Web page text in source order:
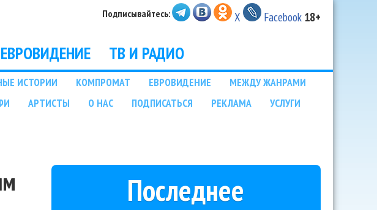
Подписывайтесь: X Facebook 18+
ЕВРОВИДЕНИЕ ТВ И РАДИО
ИСТОРИИ КОМПРОМАТ ЕВРОВИДЕНИЕ
МЕЖДУ ЖАНРАМИ
АРТИСТЫ О НАС ПОДПИСАТЬСЯ РЕКЛАМА
УСЛУГИ
Последнее